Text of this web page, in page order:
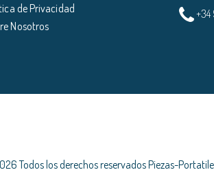
de Privacidad
Nosotros
Todos los derechos reservados Piezas-